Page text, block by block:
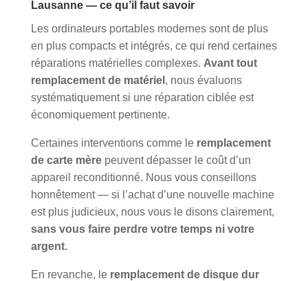
Lausanne — ce qu’il faut savoir
Les ordinateurs portables modernes sont de plus
en plus compacts et intégrés, ce qui rend certaines
réparations matérielles complexes. Avant tout
remplacement de matériel , nous évaluons
systématiquement si une réparation ciblée est
économiquement pertinente.
Certaines interventions comme le remplacement
de carte mèrepeuvent dépasser le coût d’un
appareil reconditionné. Nous vous conseillons
honnêtement — si l’achat d’une nouvelle machine
est plus judicieux, nous vous le disons clairement,
sans vous faire perdre votre temps ni votre
argent.
En revanche, le remplacement de disque dur